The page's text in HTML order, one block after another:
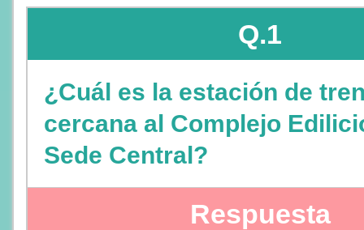
Q.1
¿Cuál es la estación de
cercana al Complejo
Sede Central?
Respuesta